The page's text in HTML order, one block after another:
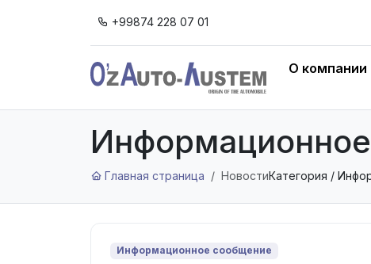
+99874 228 07 01
О компании
Главная страница НовостиКатегория /
Информационное сообщение